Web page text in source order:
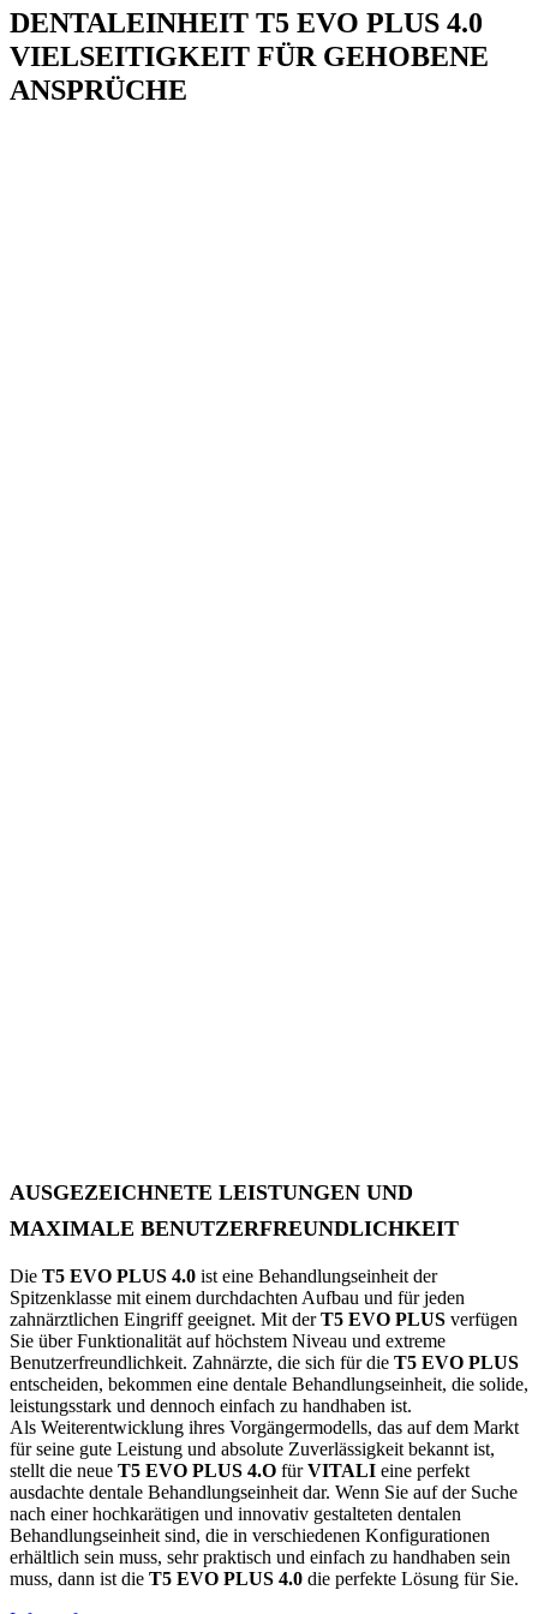
DENTALEINHEIT T5 EVO PLUS 4.0
VIELSEITIGKEIT FÜR GEHOBENE
ANSPRÜCHE
AUSGEZEICHNETE LEISTUNGEN UND
MAXIMALE BENUTZERFREUNDLICHKEIT
Die T5 EVO PLUS 4.0 ist eine Behandlungseinheit der
Spitzenklasse mit einem durchdachten Aufbau und für jeden
zahnärztlichen Eingriff geeignet. Mit derT5 EVO PLUS verfügen
Sie über Funktionalität auf höchstem Niveau und extreme
Benutzerfreundlichkeit. Zahnärzte, die sich für die T5 EVO PLUS
entscheiden, bekommen eine dentale Behandlungseinheit, die solide,
leistungsstark und dennoch einfach zu handhaben ist.
Als Weiterentwicklung ihres Vorgängermodells, das auf dem Markt
für seine gute Leistung und absolute Zuverlässigkeit bekannt ist,
stellt die neue T5 EVO PLUS 4.O fürVITALI eine perfekt
ausdachte dentale Behandlungseinheit dar. Wenn Sie auf der Suche
nach einer hochkarätigen und innovativ gestalteten dentalen
Behandlungseinheit sind, die in verschiedenen Konfigurationen
erhältlich sein muss, sehr praktisch und einfach zu handhaben sein
muss, dann ist die T5 EVO PLUS 4.0 die perfekte Lösung für Sie.